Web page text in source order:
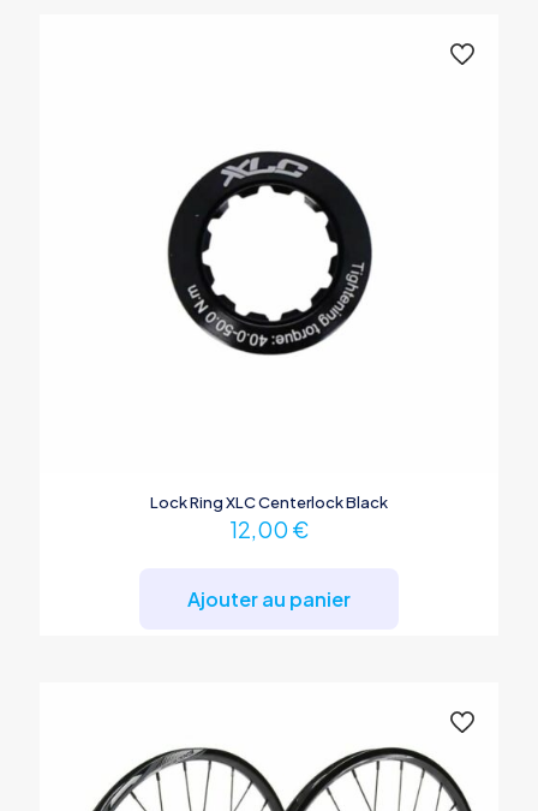
Lock Ring XLC Centerlock Black
12,00 €
Ajouter au panier